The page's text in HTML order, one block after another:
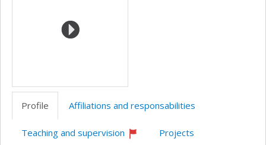
Profile Affiliations and responsabilities
Teaching and supervision
Projects